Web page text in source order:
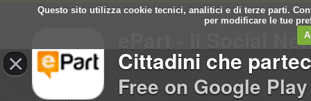
Questo sito utilizza cookie tecnici, analitici e di terze parti.
per modificare le tue
×
ePart - Il Social
Cittadini che
Free on Google Play